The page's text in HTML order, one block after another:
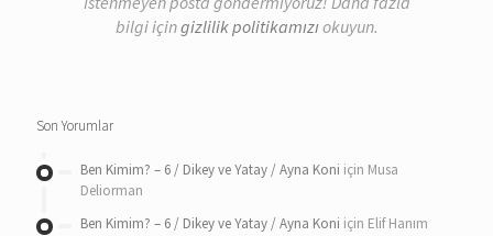
bilgi içingizlilik politikamızıokuyun.
Son Yorumlar
Ben Kimim? – 6 / Dikey ve Yatay / Ayna Koni için Musa
Deliorman
Ben Kimim? – 6 / Dikey ve Yatay / Ayna Koni için Elif Hanım